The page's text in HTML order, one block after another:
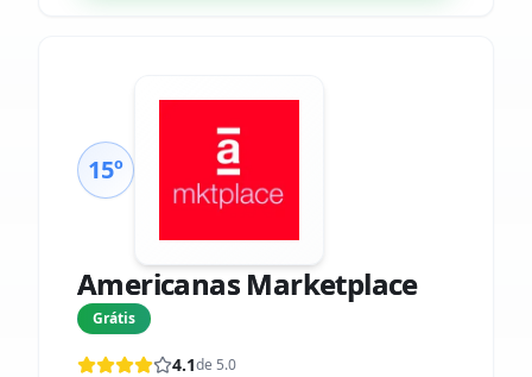
15º
Americanas Marketplace
Grátis
4.1de 5.0